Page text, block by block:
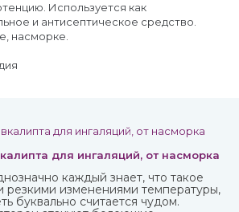
Используется как
и антисептическое средство.
насморке.
для ингаляций, от насморка
каждый знает, что такое
резкими изменениями температуры,
буквально считается чудом.